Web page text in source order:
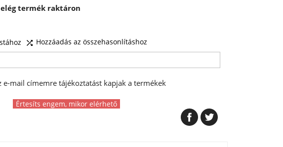
termék raktáron
 Hozzáadás az összehasonlításhoz
e-mail címemre tájékoztatást kapjak a termékek
Értesíts engem, mikor elérhető